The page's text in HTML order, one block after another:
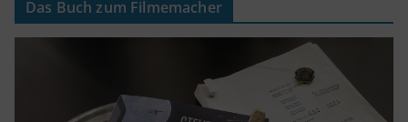
Das Buch zum Filmemacher